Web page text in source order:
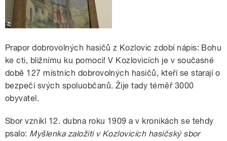
Prapor dobrovolných hasičů z Kozlovic zdobí nápis: Bohu
ke cti, bližnímu ku pomoci! V Kozlovicích je v současné
době 127 místních dobrovolných hasičů, kteří se starají o
bezpečí svých spoluobčanů. Žije tady téměř 3000
obyvatel.
Sbor vznikl 12. dubna roku 1909 a v kronikách se tehdy
psalo: Myšlenka založiti v Kozlovicích hasičský sbor